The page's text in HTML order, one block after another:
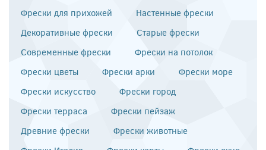
Фрески для прихожей
Настенные фрески
Декоративные фрески
Старые фрески
Современные фрески
Фрески на потолок
Фрески цветы
Фрески арки
Фрески море
Фрески искусство
Фрески город
Фрески терраса
Фрески пейзаж
Древние фрески
Фрески животные